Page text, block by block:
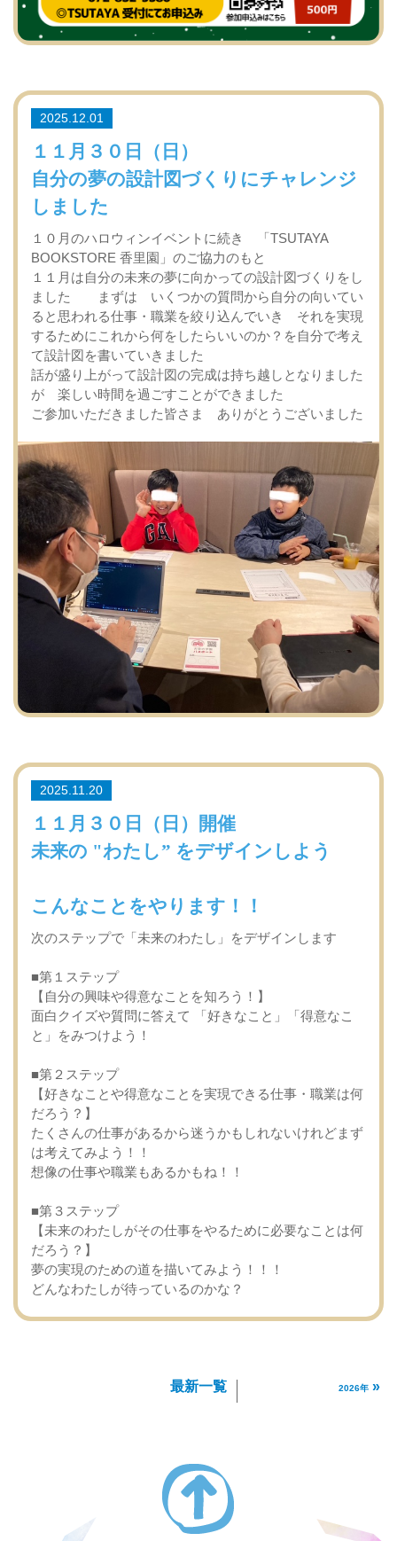
2025.12.01
１１月３０日（日）
自分の夢の設計図づくりにチャレンジ
しました
１０月のハロウィンイベントに続き 「TSUTAYA
BOOKSTORE 香里園」のご協力のもと
１１月は自分の未来の夢に向かっての設計図づくりをし
ました まずは いくつかの質問から自分の向いてい
ると思われる仕事・職業を絞り込んでいき それを実現
するためにこれから何をしたらいいのか？を自分で考え
て設計図を書いていきました
話が盛り上がって設計図の完成は持ち越しとなりました
が 楽しい時間を過ごすことができました
ご参加いただきました皆さま ありがとうございました
2025.11.20
１１月３０日（日）開催
未来の "わたし” をデザインしよう
こんなことをやります！！
次のステップで「未来のわたし」をデザインします
■第１ステップ
【自分の興味や得意なことを知ろう！】
面白クイズや質問に答えて 「好きなこと」「得意なこ
と」をみつけよう！
■第２ステップ
【好きなことや得意なことを実現できる仕事・職業は何
だろう？】
たくさんの仕事があるから迷うかもしれないけれどまず
は考えてみよう！！
想像の仕事や職業もあるかもね！！
■第３ステップ
【未来のわたしがその仕事をやるために必要なことは何
だろう？】
夢の実現のための道を描いてみよう！！！
どんなわたしが待っているのかな？
最新一覧 2026年 »